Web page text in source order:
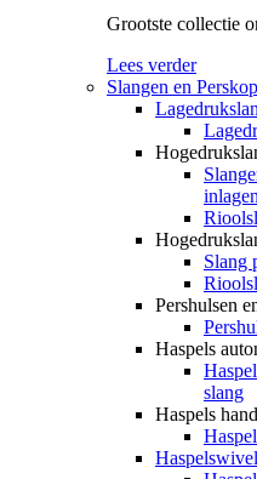
Grootste collectie
Lees verder
Slangen en
inlagen
Slang
Pershulsen
Haspels
slang
Haspels